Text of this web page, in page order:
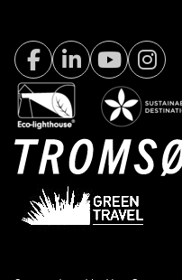
Facebook Visit
LinkedIn
Youtube